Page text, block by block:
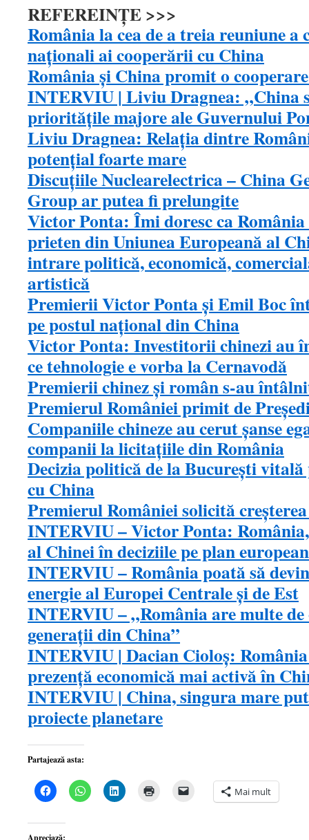
REFEREINŢE >>>
România la cea de a treia reuniune
naționali ai cooperării cu China
România şi China promit o
INTERVIU | Liviu Dragnea: „China
prioritățile majore ale Guvernului
Liviu Dragnea: Relația dintre
potențial foarte mare
Discuțiile Nuclearelectrica – China
Group ar putea fi prelungite
Victor Ponta: Îmi doresc ca România
prieten din Uniunea Europeană al
intrare politică, economică,
artistică
Premierii Victor Ponta şi Emil Boc
pe postul naţional din China
Victor Ponta: Investitorii chinezi au
ce tehnologie e vorba la Cernavodă
Premierii chinez şi român s-au
Premierul României primit de
Companiile chineze au cerut şanse
companii la licitaţiile din România
Decizia politică de la Bucureşti
cu China
Premierul României solicită
INTERVIU – Victor Ponta:
al Chinei în deciziile pe plan european
INTERVIU – România poată să
energie al Europei Centrale şi de Est
INTERVIU – „România are multe
generaţii din China”
INTERVIU | Dacian Cioloş:
prezenţă economică mai activă în
INTERVIU | China, singura mare
proiecte planetare
Partajează asta:
Dă
clic
partaja
pe
Dă
clic
Dă
clic
pentru
Mai mult
Apreciază: